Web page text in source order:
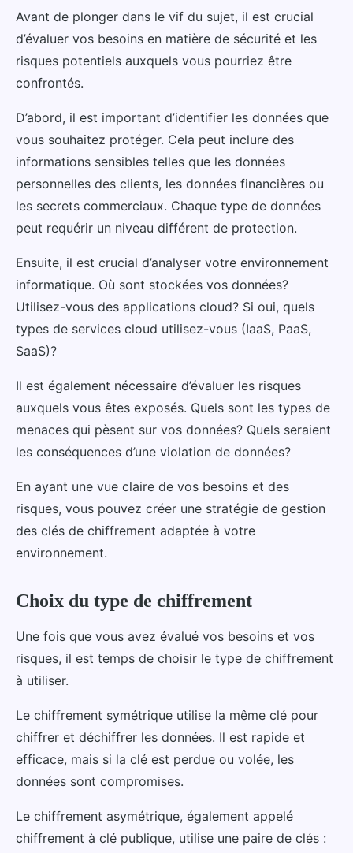
Avant de plonger dans le vif du sujet, il est crucial
d’évaluer vos besoins en matière de sécurité et les
risques potentiels auxquels vous pourriez être
confrontés.
D’abord, il est important d’identifier les données que
vous souhaitez protéger. Cela peut inclure des
informations sensibles telles que les données
personnelles des clients, les données financières ou
les secrets commerciaux. Chaque type de données
peut requérir un niveau différent de protection.
Ensuite, il est crucial d’analyser votre environnement
informatique. Où sont stockées vos données?
Utilisez-vous des applications cloud? Si oui, quels
types de services cloud utilisez-vous (IaaS, PaaS,
SaaS)?
Il est également nécessaire d’évaluer les risques
auxquels vous êtes exposés. Quels sont les types de
menaces qui pèsent sur vos données? Quels seraient
les conséquences d’une violation de données?
En ayant une vue claire de vos besoins et des
risques, vous pouvez créer une stratégie de gestion
des clés de chiffrement adaptée à votre
environnement.
Choix du type de chiffrement
Une fois que vous avez évalué vos besoins et vos
risques, il est temps de choisir le type de chiffrement
à utiliser.
Le chiffrement symétrique utilise la même clé pour
chiffrer et déchiffrer les données. Il est rapide et
efficace, mais si la clé est perdue ou volée, les
données sont compromises.
Le chiffrement asymétrique, également appelé
chiffrement à clé publique, utilise une paire de clés :